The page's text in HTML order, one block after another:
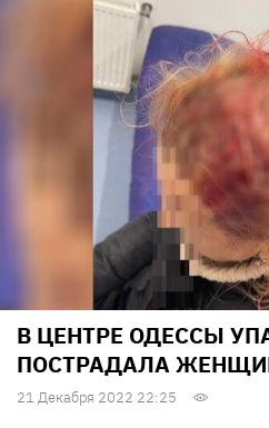
В ЦЕНТРЕ ОДЕССЫ
ПОСТРАДАЛА
21 Декабря 2022 22:25